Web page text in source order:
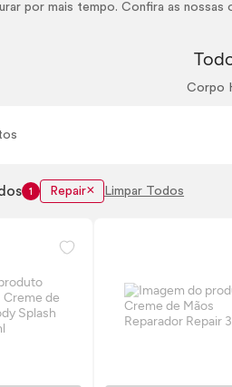
por mais tempo. Confira as nossas
Corpo
1 Repair Limpar Todos